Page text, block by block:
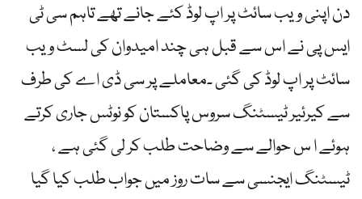
دن اپنی ویب سائٹ پر اپ لوڈ کئے جانے تھے تاہم سی ٹی
ایس پی نے اس سے قبل ہی چند امیدوان کی لسٹ ویب
سائٹ پر اپ لوڈ کی گئی ۔معاملے پر سی ڈی اے کی طرف
سے کیرئیر ٹیسٹنگ سروس پاکستان کو نوٹس جاری کرتے
ہوئے ا س حوالے سے وضاحت طلب کر لی گئی ہے ،
ٹیسٹنگ ایجنسی سے سات روز میں جواب طلب کیا گیا